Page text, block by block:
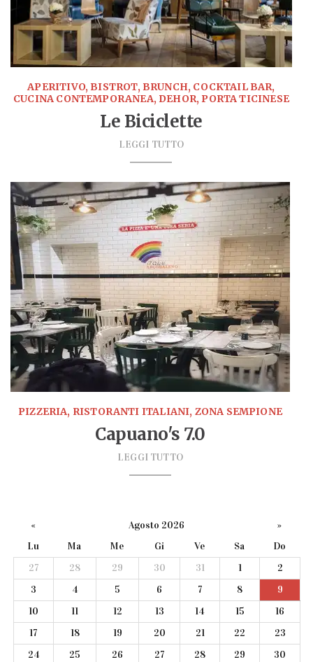
APERITIVO, BISTROT, BRUNCH, COCKTAIL BAR,
CUCINA CONTEMPORANEA, DEHOR, PORTA TICINESE
Le Biciclette
LEGGI TUTTO
PIZZERIA, RISTORANTI ITALIANI, ZONA SEMPIONE
Capuano's 7.0
LEGGI TUTTO
« Agosto 2026
»
Lu
Ma Me Gi Ve Sa
Do
27
28 29 30 31 1
2
3
4 5 6 7 8
9
10
11 12 13 14 15
16
17
18 19 20 21 22
23
24
25 26 27 28 29
30